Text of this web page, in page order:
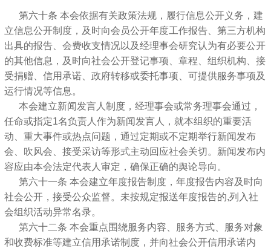
第六十条 本会依据有关政策法规，履行信息公开义务，建
立信息公开制度，及时向会员公开年度工作报告、第三方机构
出具的报告、会费收支情况以及经理事会研究认为有必要公开
的其他信息，及时向社会公开登记事项、章程、组织机构、接
受捐赠、信用承诺、政府转移或委托事项、可提供服务事项及
运行情况等信息。
本会建立新闻发言人制度，经理事会或常务理事会通过，
任命或指定1名负责人作为新闻发言人，就本组织的重要活
动、重大事件或热点问题，通过定期或不定期举行新闻发布
会、吹风会、接受采访等形式主动回应社会关切。新闻发布内
容应由本会法定代表人审定，确保正确的舆论导向。
第六十一条 本会建立年度报告制度，年度报告内容及时向
社会公开，接受公众监督。未按规定报送年度报告的,列入社
会组织活动异常名录。
第六十二条 本会重点围绕服务内容、服务方式、服务对象
和收费标准等建立信用承诺制度，并向社会公开信用承诺内